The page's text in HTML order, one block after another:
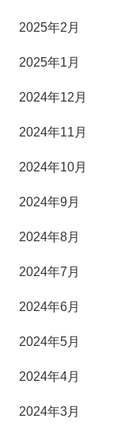
2025年2月
2025年1月
2024年12月
2024年11月
2024年10月
2024年9月
2024年8月
2024年7月
2024年6月
2024年5月
2024年4月
2024年3月